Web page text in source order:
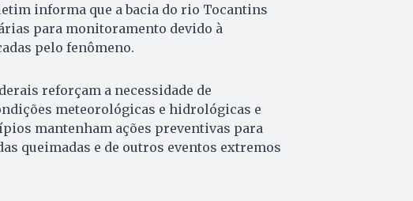
informa que a bacia do rio Tocantins
para monitoramento devido à
pelo fenômeno.
reforçam a necessidade de
meteorológicas e hidrológicas e
mantenham ações preventivas para
queimadas e de outros eventos extremos